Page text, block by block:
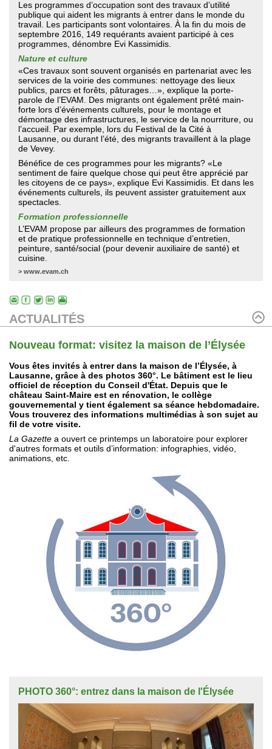
Les programmes d’occupation sont des travaux d’utilité
publique qui aident les migrants à entrer dans le monde du
travail. Les participants sont volontaires. À la fin du mois de
septembre 2016, 149 requérants avaient participé à ces
programmes, dénombre Evi Kassimidis.
Nature et culture
«Ces travaux sont souvent organisés en partenariat avec les
services de la voirie des communes: nettoyage des lieux
publics, parcs et forêts, pâturages…», explique la porte-
parole de l’EVAM. Des migrants ont également prêté main-
forte lors d’événements culturels, pour le montage et
démontage des infrastructures, le service de la nourriture, ou
l’accueil. Par exemple, lors du Festival de la Cité à
Lausanne, ou durant l’été, des migrants travaillent à la plage
de Vevey.
Bénéfice de ces programmes pour les migrants? «Le
sentiment de faire quelque chose qui peut être apprécié par
les citoyens de ce pays», explique Evi Kassimidis. Et dans les
événements culturels, ils peuvent assister gratuitement aux
spectacles.
Formation professionnelle
L’EVAM propose par ailleurs des programmes de formation
et de pratique professionnelle en technique d’entretien,
peinture, santé/social (pour devenir auxiliaire de santé) et
cuisine.
> www.evam.ch
ACTUALITÉS
Nouveau format: visitez la maison de l’Élysée
Vous êtes invités à entrer dans la maison de l’Élysée, à
Lausanne, grâce à des photos 360°. Le bâtiment est le lieu
officiel de réception du Conseil d'État. Depuis que le
château Saint-Maire est en rénovation, le collège
gouvernemental y tient également sa séance hebdomadaire.
Vous trouverez des informations multimédias à son sujet au
fil de votre visite.
La Gazette a ouvert ce printemps un laboratoire pour explorer
d'autres formats et outils d’information: infographies, vidéo,
animations, etc.
PHOTO 360°: entrez dans la maison de l'Élysée